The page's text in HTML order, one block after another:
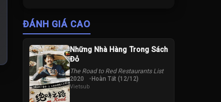
ĐÁNH GIÁ CAO
Những Nhà Hàng Trong Sách
Đỏ
The Road to Red Restaurants List
2020 Hoàn Tất (12/12)
Vietsub